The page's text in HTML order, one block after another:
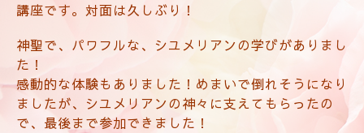
講座です。対面は久しぶり！
神聖で、パワフルな、シユメリアンの学びがありまし
た！
感動的な体験もありました！めまいで倒れそうになり
ましたが、シユメリアンの神々に支えてもらったの
で、最後まで参加できました！